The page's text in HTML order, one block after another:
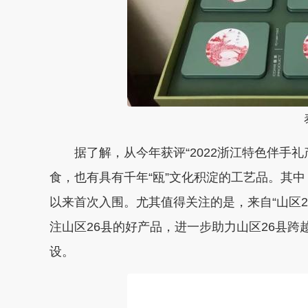
泰
据了解，从今年获评“2022浙江特色伴手礼
食，也有具有千年“瓯”文化积淀的工艺品。其
以来首次入围。尤其值得关注的是，来自“山
注山区26县的好产品，进一步助力山区26县
设。